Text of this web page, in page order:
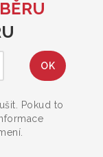
Pokud to